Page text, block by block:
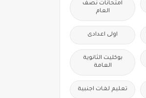
امتحانات نصف
العام
اولى اعدادى
بوكليت الثانوية
العامة
تعليم لغات اجنبية